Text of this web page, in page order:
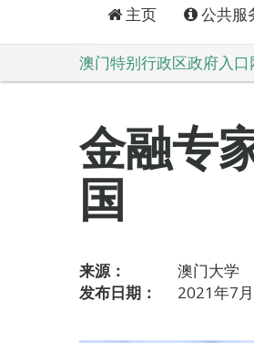
主页 公共服
澳门特别行政区政府入口
金融专
国
来源：
澳门大学
发布日期：
2021年7